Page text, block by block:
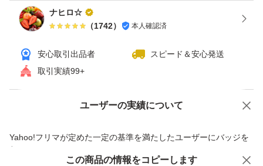
チョコ
レーズン
ナヒロ☆
（1742） 本人確認済
安心取引出品者
スピード＆安心発送
取引実績99+
ユーザーの実績について
Yahoo!フリマが定めた一定の基準を満たしたユーザーにバッジを
付与しています
価格の相談 商品への質問
この商品の情報をコピーします
この商品をみている人にオススメ